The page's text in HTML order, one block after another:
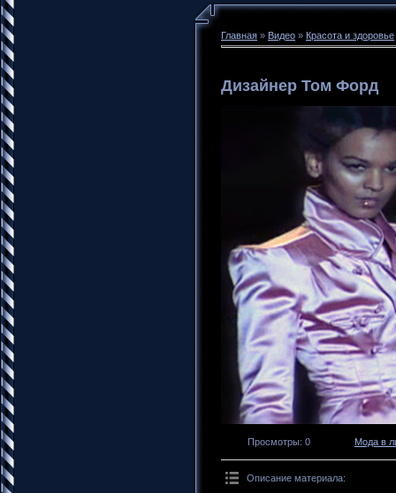
Главная » Видео » Красота и здоровье
Дизайнер Том Форд
Просмотры: 0 Мода в
Описание материала: